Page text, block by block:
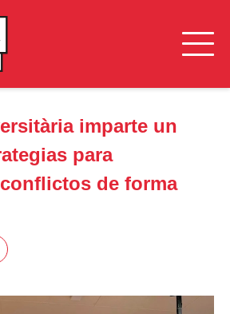
imparte un
para
de forma